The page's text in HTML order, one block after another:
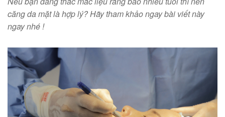
căng da mặt là hợp lý? Hãy tham khảo ngay bài viết này
ngay nhé !